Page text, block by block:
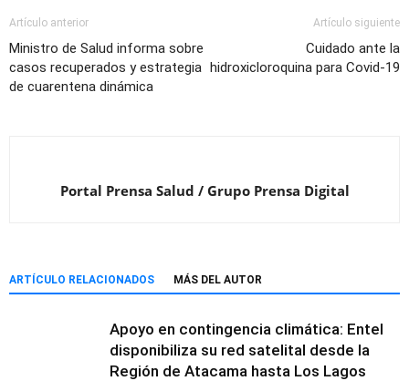
Artículo anterior
Ministro de Salud informa sobre
casos recuperados y estrategia
de cuarentena dinámica
Artículo siguiente
Cuidado ante la
hidroxicloroquina para Covid-19
Portal Prensa Salud / Grupo Prensa Digital
ARTÍCULO RELACIONADOS MÁS DEL AUTOR
Apoyo en contingencia climática: Entel
disponibiliza su red satelital desde la
Región de Atacama hasta Los Lagos